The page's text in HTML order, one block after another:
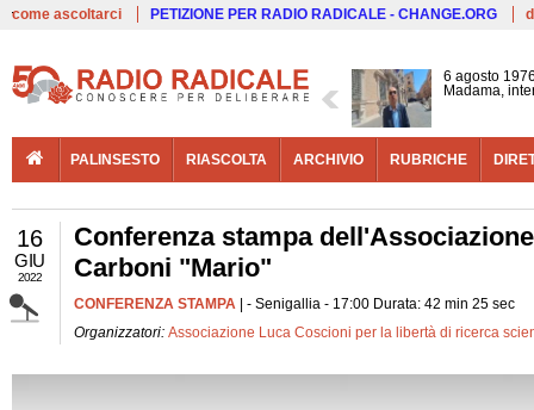
come ascoltarci PETIZIONE PER RADIO RADICALE - CHANGE.ORG
6 agosto
Madama,
PALINSESTO RIASCOLTA ARCHIVIO RUBRICHE
16
GIU
2022
Conferenza stampa
Carboni "Mario"
CONFERENZA STAMPA | - Senigallia - 17:00 Durata: 42 min 25 sec
Organizzatori: Associazione Luca Coscioni per la libertà di ricerca